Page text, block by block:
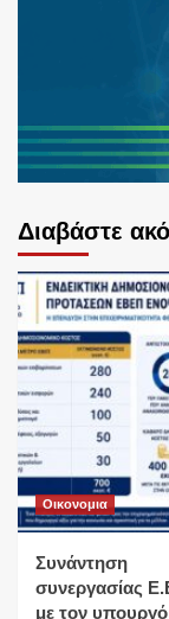
Διαβάστε
Οικονομια
Συνάντηση
συνεργασίας
με τον υπουργό